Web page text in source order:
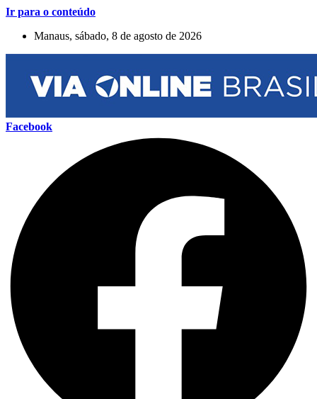
Ir para o conteúdo
Manaus, sábado, 8 de agosto de 2026
Facebook